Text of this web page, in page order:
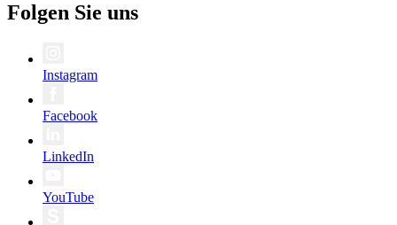
Folgen Sie uns
Instagram
Facebook
LinkedIn
YouTube